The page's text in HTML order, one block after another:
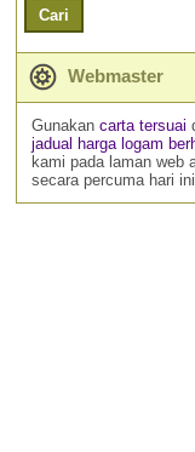
Cari
Webmaster
Gunakan carta tersuai
jadual harga logam
kami pada laman web
secara percuma hari ini